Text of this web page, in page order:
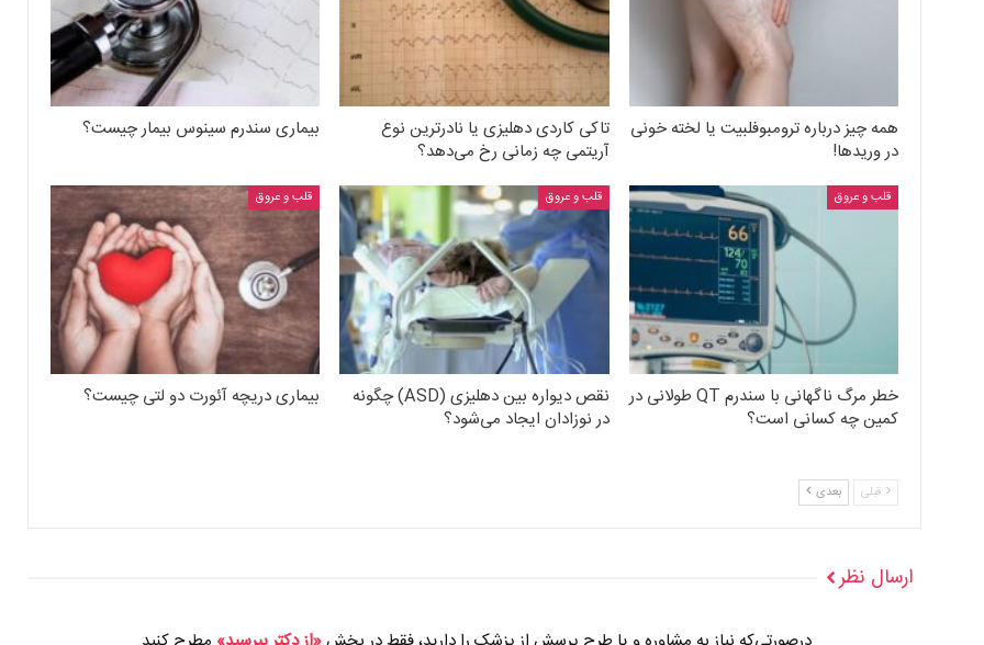
همه چیز درباره ترومبوفلبیت یا لخته خونی
در وریدها!
تاکی کاردی دهلیزی یا نادرترین نوع
آریتمی چه زمانی رخ می‌دهد؟
بیماری سندرم سینوس بیمار چیست؟
قلب و عروق
خطر مرگ ناگهانی با سندرم QT طولانی در
کمین چه کسانی است؟
قلب و عروق
نقص دیواره بین دهلیزی (ASD) چگونه
در نوزادان ایجاد می‌شود؟
قلب و عروق
بیماری دریچه آئورت دو لتی چیست؟
قبلی بعدی
ارسال نظر